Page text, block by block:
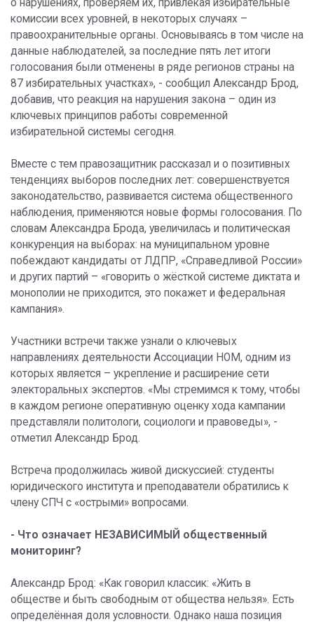
о нарушениях, проверяем их, привлекая избирательные
комиссии всех уровней, в некоторых случаях –
правоохранительные органы. Основываясь в том числе на
данные наблюдателей, за последние пять лет итоги
голосования были отменены в ряде регионов страны на
87 избирательных участках», - сообщил Александр Брод,
добавив, что реакция на нарушения закона – один из
ключевых принципов работы современной
избирательной системы сегодня.
Вместе с тем правозащитник рассказал и о позитивных
тенденциях выборов последних лет: совершенствуется
законодательство, развивается система общественного
наблюдения, применяются новые формы голосования. По
словам Александра Брода, увеличилась и политическая
конкуренция на выборах: на муниципальном уровне
побеждают кандидаты от ЛДПР, «Справедливой России»
и других партий – «говорить о жёсткой системе диктата и
монополии не приходится, это покажет и федеральная
кампания».
Участники встречи также узнали о ключевых
направлениях деятельности Ассоциации НОМ, одним из
которых является – укрепление и расширение сети
электоральных экспертов. «Мы стремимся к тому, чтобы
в каждом регионе оперативную оценку хода кампании
представляли политологи, социологи и правоведы», -
отметил Александр Брод.
Встреча продолжилась живой дискуссией: студенты
юридического института и преподаватели обратились к
члену СПЧ с «острыми» вопросами.
- Что означает НЕЗАВИСИМЫЙ общественный
мониторинг?
Александр Брод: «Как говорил классик: «Жить в
обществе и быть свободным от общества нельзя». Есть
определённая доля условности. Однако наша позиция